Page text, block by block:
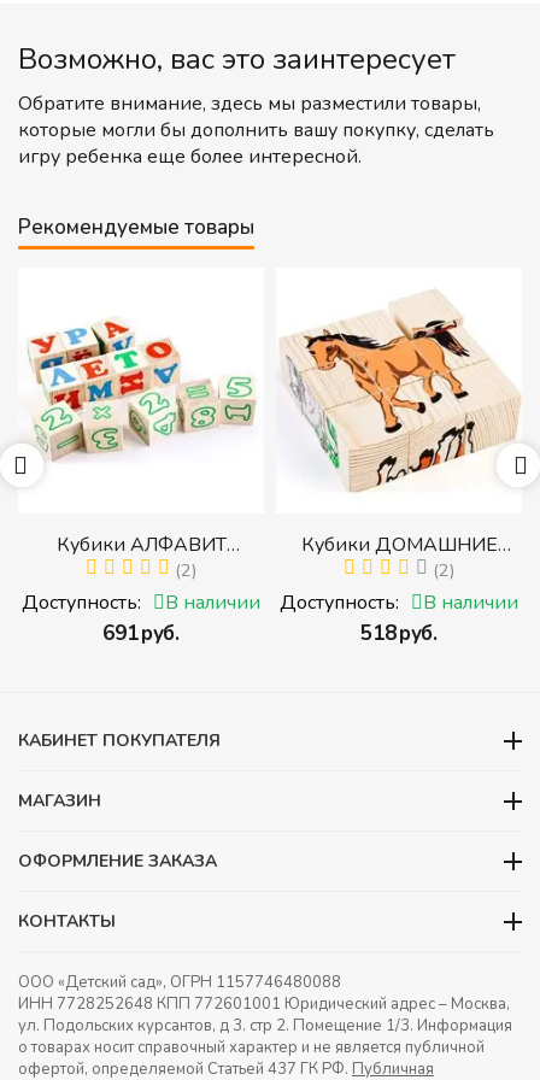
Возможно, вас это заинтересует
Обратите внимание, здесь мы разместили товары,
которые могли бы дополнить вашу покупку, сделать
игру ребенка еще более интересной.
Рекомендуемые товары
Кубики АЛФАВИТ
РУССКИЙ С ЦИФРАМИ
(Томик) (Набор кубиков с
буквами, цифрами,
математическими знаками
(2)
Доступность: В наличии
‍691‍руб.
Кубики ДОМАШНИЕ
ЖИВОТНЫЕ (Томик)
(Набор кубиков
разрезных (складных))
(2)
Доступность: В наличии
‍518‍руб.
КАБИНЕТ ПОКУПАТЕЛЯ
МАГАЗИН
ОФОРМЛЕНИЕ ЗАКАЗА
КОНТАКТЫ
ООО «Детский сад», ОГРН 1157746480088
ИНН 7728252648 КПП 772601001 Юридический адрес – Москва,
ул. Подольских курсантов, д 3. стр 2. Помещение 1/3. Информация
о товарах носит справочный характер и не является публичной
офертой, определяемой Статьей 437 ГК РФ. Публичная